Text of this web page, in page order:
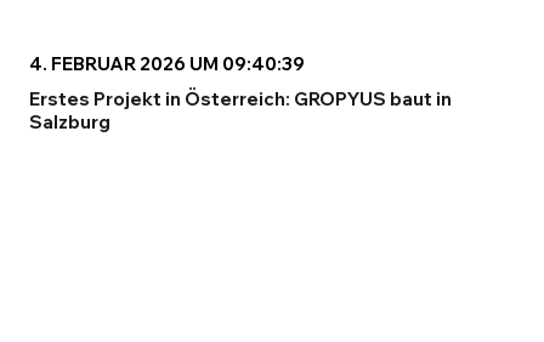
4. FEBRUAR 2026 UM 09:40:39
Erstes Projekt in Österreich: GROPYUS baut in
Salzburg